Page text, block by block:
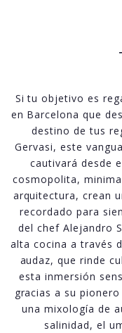
Si tu objetivo es
en Barcelona que
destino de tus
Gervasi, este
cautivará desde
cosmopolita,
arquitectura, crean
recordado para
del chef Alejandro
alta cocina a través
audaz, que rinde
esta inmersión
gracias a su
una mixología de
salinidad, el